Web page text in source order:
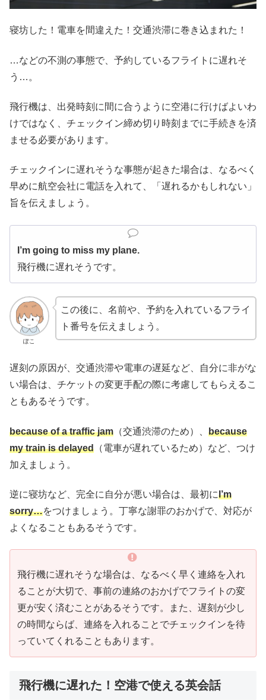
寝坊した！電車を間違えた！交通渋滞に巻き込まれた！
…などの不測の事態で、予約しているフライトに遅れそ
う…。
飛行機は、出発時刻に間に合うように空港に行けばよいわ
けではなく、チェックイン締め切り時刻までに手続きを済
ませる必要があります。
チェックインに遅れそうな事態が起きた場合は、なるべく
早めに航空会社に電話を入れて、「遅れるかもしれない」
旨を伝えましょう。
I’m going to miss my plane.
飛行機に遅れそうです。
ぽこ
この後に、名前や、予約を入れているフライ
ト番号を伝えましょう。
遅刻の原因が、交通渋滞や電車の遅延など、自分に非がな
い場合は、チケットの変更手配の際に考慮してもらえるこ
ともあるそうです。
because of a traffic jam （交通渋滞のため）、 because
my train is delayed （電車が遅れているため）など、つけ
加えましょう。
逆に寝坊など、完全に自分が悪い場合は、最初にI’m
sorry…をつけましょう。丁寧な謝罪のおかげで、対応が
よくなることもあるそうです。
飛行機に遅れそうな場合は、なるべく早く連絡を入れ
ることが大切で、事前の連絡のおかげでフライトの変
更が安く済むことがあるそうです。また、遅刻が少し
の時間ならば、連絡を入れることでチェックインを待
っていてくれることもあります。
飛行機に遅れた！空港で使える英会話